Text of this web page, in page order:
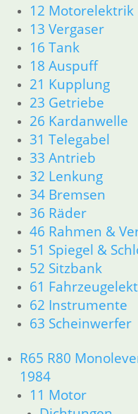
12 Motorelektrik
13 Vergaser
16 Tank
18 Auspuff
21 Kupplung
23 Getriebe
26 Kardanwelle
31 Telegabel
33 Antrieb
32 Lenkung
34 Bremsen
36 Räder
46 Rahmen &
51 Spiegel &
52 Sitzbank
61
62 Instrumente
63 Scheinwerfer
R65 R80
1984
11 Motor
33 Antrieb
34 Bremsen
36 Räder
46 Rahmen
51 Spiegel & Schlösser
61 Fahrzeugelektrik
62 Instrumente
63 Scheinwerfer
R26 & R27
11 Motor
Dichtungen
Zylinderkopf r26-r27
12 Motorelektrik
13 Vergaser
16 Tank
18 Auspuff
21 Kupplung
23 Getriebe
26 Kardanwelle
31 Telegabel
33 Antrieb
34 Bremsen
36 Räder
46 Rahmen &